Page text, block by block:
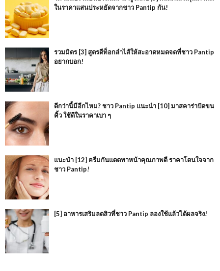
ในราคาแสนประหยัดจากชาว Pantip กัน!
รวมมิตร [3] สูตรดีท็อกลำไส้ให้สะอาดหมดจดที่ชาว Pantip
อยากบอก!
ดีกว่านี้มีอีกไหม? ชาว Pantip แนะนำ [10] มาสคาร่าปัดขน
คิ้ว ใช้ดีในราคาเบา ๆ
แนะนำ [12] ครีมกันแดดทาหน้าคุณภาพดี ราคาโดนใจจาก
ชาว Pantip!
[5] อาหารเสริมลดสิวที่ชาว Pantip ลองใช้แล้วได้ผลจริง!